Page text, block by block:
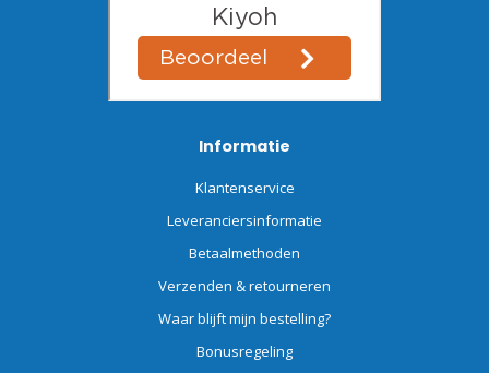
Informatie
Klantenservice
Leveranciersinformatie
Betaalmethoden
Verzenden & retourneren
Waar blijft mijn bestelling?
Bonusregeling